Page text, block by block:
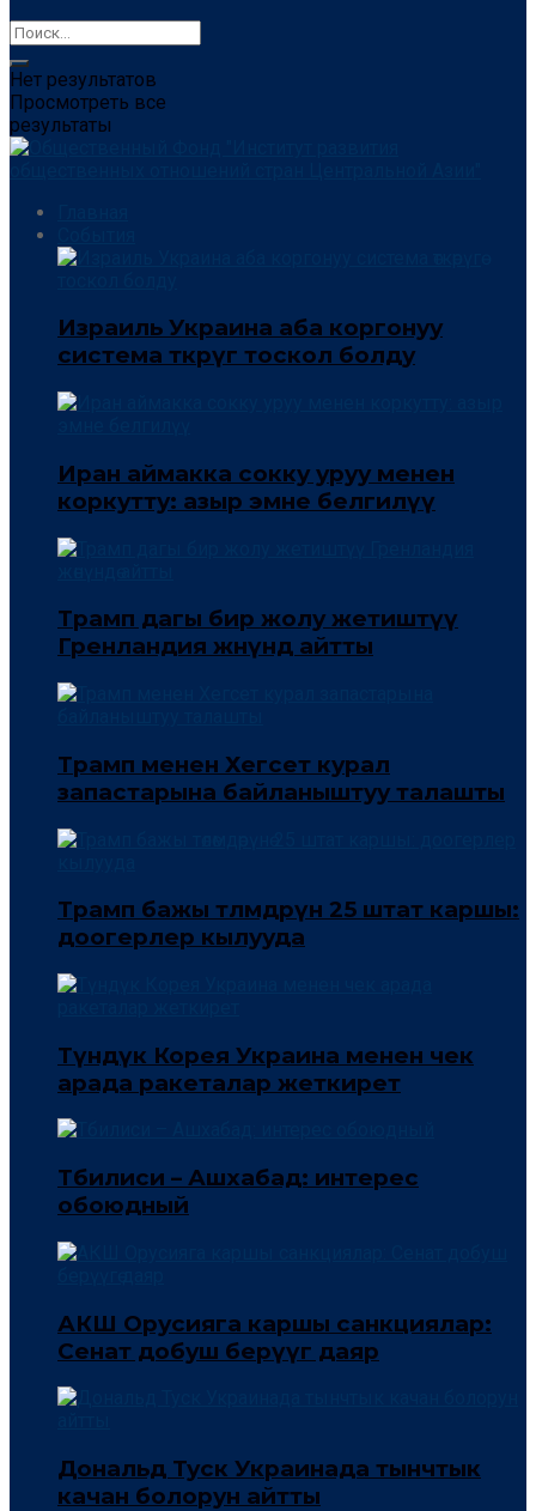
Нет результатов
Просмотреть все
результаты
Израиль Украина аба коргонуу
система өткөрүгө тоскол болду
Иран аймакка сокку уруу менен
коркутту: азыр эмне белгилүү
Трамп дагы бир жолу жетиштүү
Гренландия жөнүндө айтты
Трамп менен Хегсет курал
запастарына байланыштуу талашты
Трамп бажы төлөмдөрүнө 25 штат каршы:
доогерлер кылууда
Түндүк Корея Украина менен чек
арада ракеталар жеткирет
Тбилиси – Ашхабад: интерес
обоюдный
АКШ Орусияга каршы санкциялар:
Сенат добуш берүүгө даяр
Дональд Туск Украинада тынчтык
качан болорун айтты